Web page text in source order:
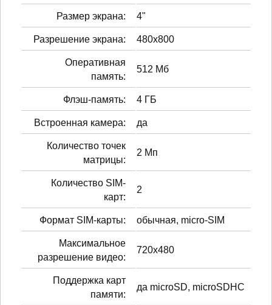
Размер экрана: 4"
Разрешение экрана: 480x800
Оперативная
память:
512 Мб
Флэш-память: 4 ГБ
Встроенная камера: да
Количество точек
матрицы:
2 Мп
Количество SIM-
карт:
2
Формат SIM-карты: обычная, micro-SIM
Максимальное
разрешение видео:
720x480
Поддержка карт
памяти:
да microSD, microSDHC